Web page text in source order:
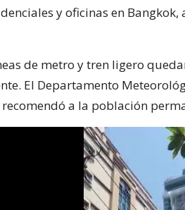
y oficinas en
de metro y tren ligero
El Departamento
recomendó a la población